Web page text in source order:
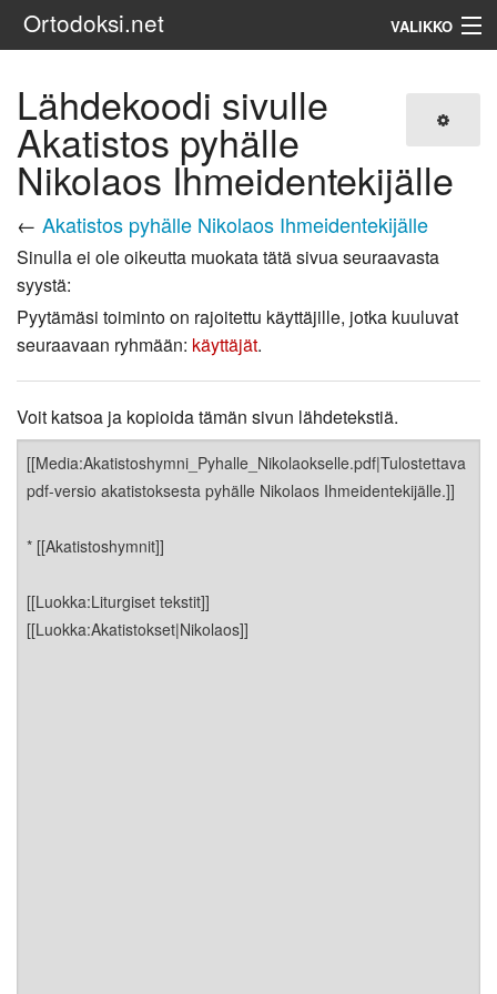
Ortodoksi.net VALIKKO
Haku
Lähdekoodi sivulle
Akatistos pyhälle
Nikolaos Ihmeidentekijälle
← Akatistos pyhälle Nikolaos Ihmeidentekijälle
Sinulla ei ole oikeutta muokata tätä sivua seuraavasta
syystä:
Pyytämäsi toiminto on rajoitettu käyttäjille, jotka kuuluvat
seuraavaan ryhmään: käyttäjät.
Voit katsoa ja kopioida tämän sivun lähdetekstiä.